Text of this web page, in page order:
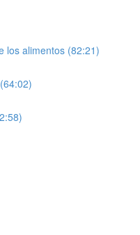
los alimentos (82:21)